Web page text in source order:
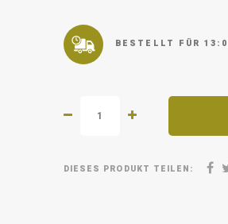
BESTELLT FÜR
DIESES PRODUKT TEILEN: